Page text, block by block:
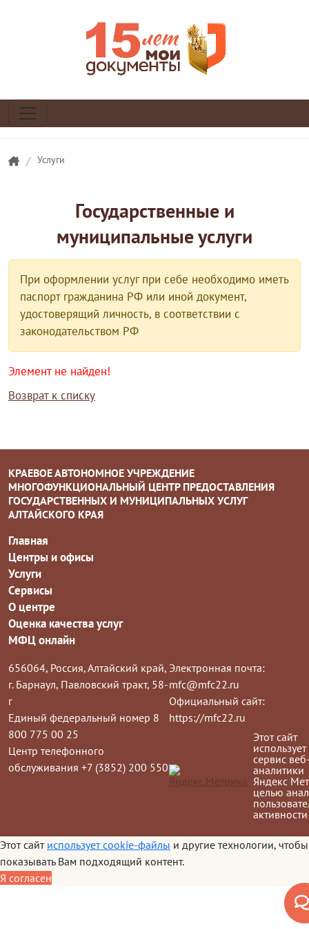
/ Услуги
Государственные и
муниципальные услуги
При оформлении услуг при себе необходимо иметь
паспорт гражданина РФ или иной документ,
удостоверящий личность, в соответствии с
законодательством РФ
Элемент не найден!
Возврат к списку
КРАЕВОЕ АВТОНОМНОЕ УЧРЕЖДЕНИЕ
МНОГОФУНКЦИОНАЛЬНЫЙ ЦЕНТР ПРЕДОСТАВЛЕНИЯ
ГОСУДАРСТВЕННЫХ И МУНИЦИПАЛЬНЫХ УСЛУГ
АЛТАЙСКОГО КРАЯ
Главная
Центры и офисы
Услуги
Сервисы
О центре
Оценка качества услуг
МФЦ онлайн
656064, Россия, Алтайский край,
г. Барнаул, Павловский тракт, 58-
г
Единый федеральный номер 8
800 775 00 25
Центр телефонного
обслуживания +7 (3852) 200 550
Электронная почта:
mfc@mfc22.ru
Официальный сайт:
https://mfc22.ru
Этот сайт
использует
сервис
аналитики
Яндекс
целью
активности
Этот сайт использует cookie-файлы и другие технологии, чтобы
показывать Вам подходящий контент.
Я согласен